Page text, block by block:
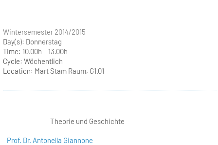
Wintersemester 2014/2015
Day(s): Donnerstag
Time: 10.00h – 13.00h
Cycle: Wöchentlich
Location: Mart Stam Raum, G1.01
Theorie und Geschichte
Prof. Dr. Antonella Giannone